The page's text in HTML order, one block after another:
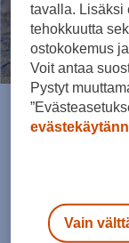
tavalla. Lisäksi
tehokkuutta
ostokokemus
Voit antaa
Pystyt
Vain